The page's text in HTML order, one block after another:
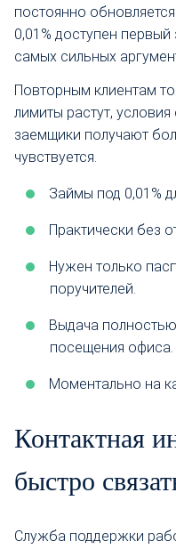
постоянно
0,01% доступен
самых сильных
Повторным клиентам
лимиты растут,
заемщики получают
чувствуется.
Займы под 0,01%
Практически без
Нужен только
поручителей.
Выдача
посещения офиса.
Моментально на
Контактная
быстро
Служба поддержки